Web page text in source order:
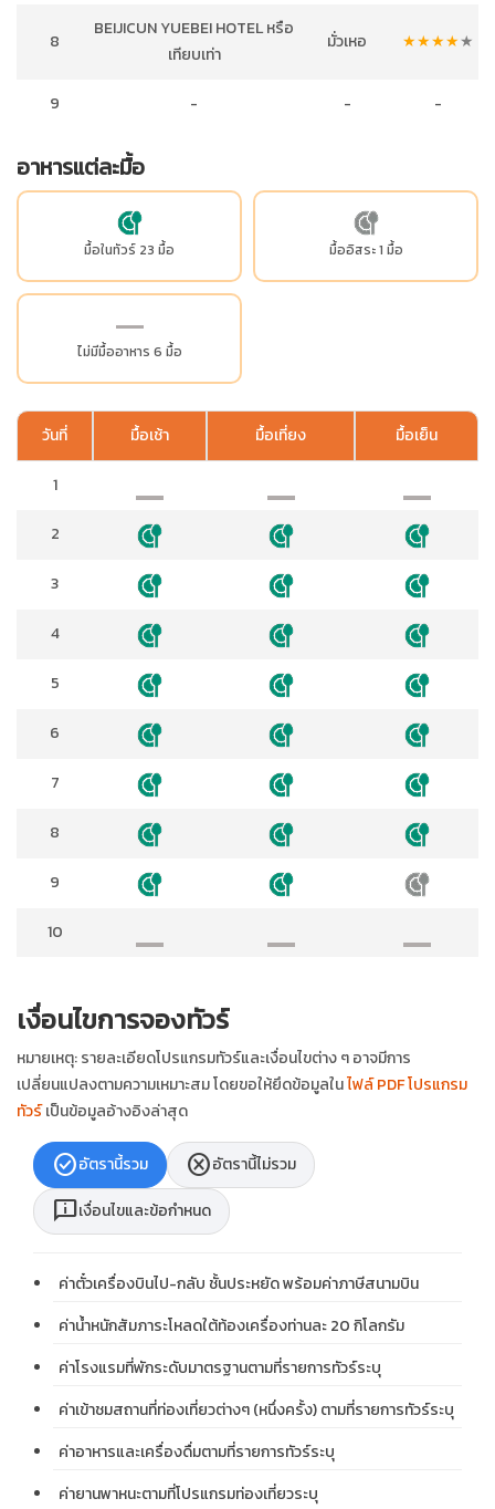
8
BEIJICUN YUEBEI HOTEL หรือ
เทียบเท่า
มั่วเหอ ★★★★★
9 - - -
อาหารแต่ละมื้อ
มื้อในทัวร์ 23 มื้อ มื้ออิสระ 1 มื้อ
ไม่มีมื้ออาหาร 6 มื้อ
วันที่ มื้อเช้า มื้อเที่ยง มื้อเย็น
1
2
3
4
5
6
7
8
9
10
เงื่อนไขการจองทัวร์
หมายเหตุ: รายละเอียดโปรแกรมทัวร์และเงื่อนไขต่าง ๆ อาจมีการ
เปลี่ยนแปลงตามความเหมาะสม โดยขอให้ยึดข้อมูลในไฟล์ PDF โปรแกรม
ทัวร์เป็นข้อมูลอ้างอิงล่าสุด
check_circleอัตรานี้รวม cancelอัตรานี้ไม่รวม
chat_infoเงื่อนไขและข้อกำหนด
ค่าตั๋วเครื่องบินไป-กลับ ชั้นประหยัด พร้อมค่าภาษีสนามบิน
ค่าน้ำหนักสัมภาระโหลดใต้ท้องเครื่องท่านละ 20 กิโลกรัม
ค่าโรงแรมที่พักระดับมาตรฐานตามที่รายการทัวร์ระบุ
ค่าเข้าชมสถานที่ท่องเที่ยวต่างๆ (หนึ่งครั้ง) ตามที่รายการทัวร์ระบุ
ค่าอาหารและเครื่องดื่มตามที่รายการทัวร์ระบุ
ค่ายานพาหนะตามที่โปรแกรมท่องเที่ยวระบุ